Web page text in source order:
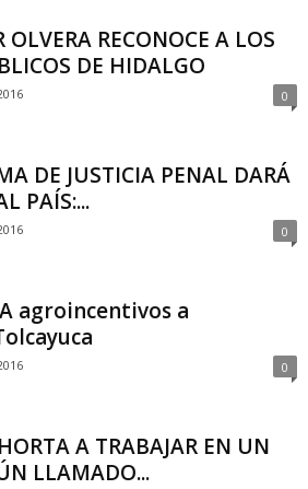
OLVERA RECONOCE A LOS
DE HIDALGO
0
DE JUSTICIA PENAL DARÁ
PAÍS:...
0
agroincentivos a
0
A TRABAJAR EN UN
LLAMADO...